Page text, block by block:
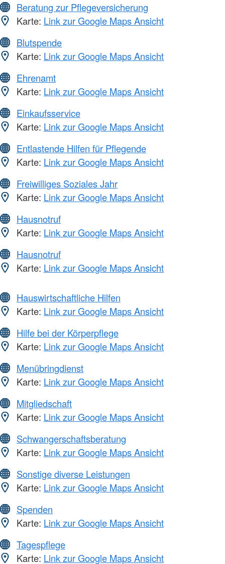
Beratung zur Pflegeversicherung
Karte: Link zur Google Maps Ansicht
Blutspende
Karte: Link zur Google Maps Ansicht
Ehrenamt
Karte: Link zur Google Maps Ansicht
Einkaufsservice
Karte: Link zur Google Maps Ansicht
Entlastende Hilfen für Pflegende
Karte: Link zur Google Maps Ansicht
Freiwilliges Soziales Jahr
Karte: Link zur Google Maps Ansicht
Hausnotruf
Karte: Link zur Google Maps Ansicht
Hausnotruf
Karte: Link zur Google Maps Ansicht
Hauswirtschaftliche Hilfen
Karte: Link zur Google Maps Ansicht
Hilfe bei der Körperpflege
Karte: Link zur Google Maps Ansicht
Menübringdienst
Karte: Link zur Google Maps Ansicht
Mitgliedschaft
Karte: Link zur Google Maps Ansicht
Schwangerschaftsberatung
Karte: Link zur Google Maps Ansicht
Sonstige diverse Leistungen
Karte: Link zur Google Maps Ansicht
Spenden
Karte: Link zur Google Maps Ansicht
Tagespflege
Karte: Link zur Google Maps Ansicht